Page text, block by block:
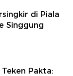
di Piala
Singgung
Pakta: